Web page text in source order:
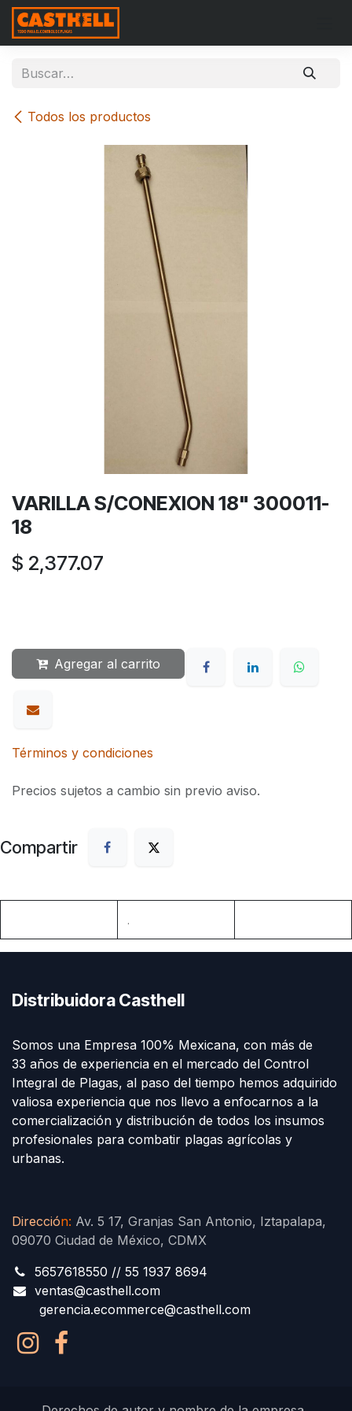
Ir al contenido
Todos los productos
VARILLA S/CONEXION 18" 300011-
18
$ 2,377.07
Agregar al carrito
Términos y condiciones
Precios sujetos a cambio sin previo aviso.
Compartir
.
Distribuidora Casthell
Somos una Empresa 100% Mexicana, con más de
33 años de experiencia en el mercado del Control
Integral de Plagas, al paso del tiempo hemos adquirido
valiosa experiencia que nos llevo a enfocarnos a la
comercialización y distribución de todos los insumos
profesionales para combatir plagas agrícolas y
urbanas.
Dirección: Av. 5 17, Granjas San Antonio, Iztapalapa,
09070 Ciudad de México, CDMX
5657618550 // 55 1937 8694
ventas@casthell.com
gerencia.ecommerce@casthell.com